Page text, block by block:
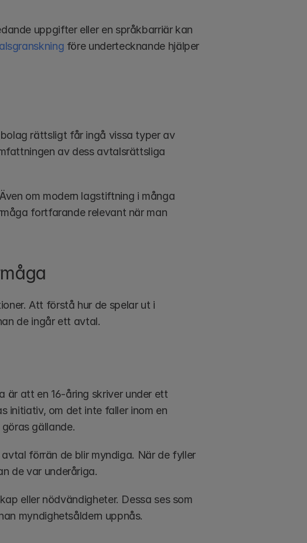
uppgifter eller en språkbarriär kan
före undertecknande hjälper
rättsligt får ingå vissa typer av
av dess avtalsrättsliga
om modern lagstiftning i många
fortfarande relevant när man
Att förstå hur de spelar ut i
de ingår ett avtal.
är att en 16-åring skriver under ett
initiativ, om det inte faller inom en
gällande.
förrän de blir myndiga. När de fyller
de var underåriga.
eller nödvändigheter. Dessa ses som
myndighetsåldern uppnås.